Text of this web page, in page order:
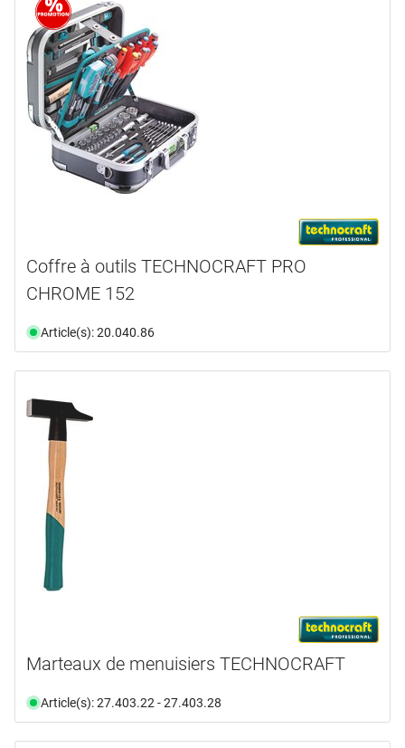
Coffre à outils TECHNOCRAFT PRO
CHROME 152
Article(s): 20.040.86
Marteaux de menuisiers TECHNOCRAFT
Article(s): 27.403.22 - 27.403.28